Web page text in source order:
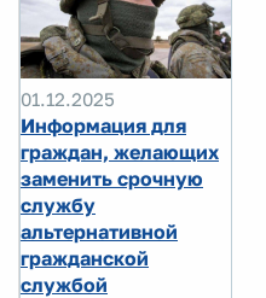
01.12.2025
Информация для
граждан, желающих
заменить срочную
службу
альтернативной
гражданской
службой